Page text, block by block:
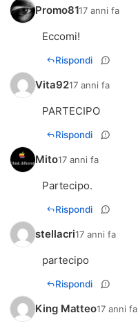
Promo8117 anni fa
Eccomi!
Rispondi
Vita9217 anni fa
PARTECIPO
Rispondi
Mito17 anni fa
Partecipo.
Rispondi
stellacri17 anni fa
partecipo
Rispondi
King Matteo17 anni fa